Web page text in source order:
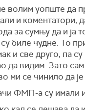
волим уопште да
и коментатори,
за сумњу да и ја
су биле чудне. То
и све друго, па
да видим. Зато сам
ми се чинило да је
ФМП-а су имали